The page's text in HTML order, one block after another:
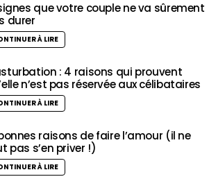
que votre couple ne va sûrement
durer
À LIRE
: 4 raisons qui prouvent
n’est pas réservée aux célibataires
À LIRE
raisons de faire l’amour (il ne
pas s’en priver !)
À LIRE